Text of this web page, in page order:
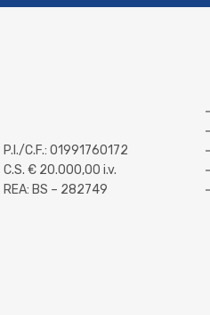
P.I./C.F.: 01991760172
C.S. € 20.000,00 i.v.
REA: BS – 282749